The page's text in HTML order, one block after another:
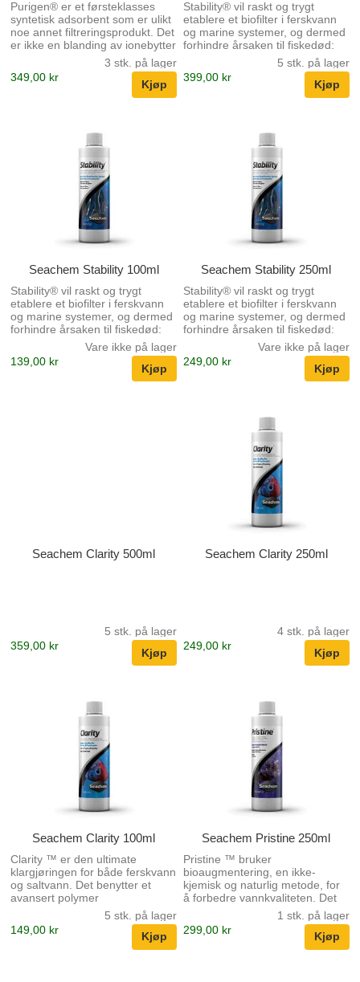
Purigen® er et førsteklasses
syntetisk adsorbent som er ulikt
noe annet filtreringsprodukt. Det
er ikke en blanding av ionebytter
eller adsorbenter, men en unik
makroporøs syntetisk polymer
som fjerner oppløselige og
uoppløselige urenheter fra vann
over 500%. Purigen®
kontrollerer ammoniakk, nitriter
og nitrater ved å fjerne
nitrogenholdig organisk avfall
som ellers ville frigjøre disse
skadelige forbindelsene.
Purigens påvirkning på s...
3 stk. på lager
349,00 kr
Stability® vil raskt og trygt
etablere et biofilter i ferskvann
og marine systemer, og dermed
forhindre årsaken til fiskedød:
"nytt tanksyndrom". Stability® er
formulert spesielt for akvariet og
inneholder en synergistisk
blanding av aerobe, anaerobe
avfall, ammoniakk, nitritt og
nitrat. Bakteriene som brukes av
Stability® er ikke-
svovelfikserende og vil ikke
produsere giftig hydrogensulfid.
Stability® er helt ufarlig for alle
5 stk. på lager
399,00 kr
Seachem Stability 100ml
Stability® vil raskt og trygt
etablere et biofilter i ferskvann
og marine systemer, og dermed
forhindre årsaken til fiskedød:
"nytt tanksyndrom". Stability® er
formulert spesielt for akvariet og
inneholder en synergistisk
blanding av aerobe, anaerobe
Vare ikke på lager
139,00 kr
Seachem Stability 250ml
Stability® vil raskt og trygt
etablere et biofilter i ferskvann
og marine systemer, og dermed
forhindre årsaken til fiskedød:
"nytt tanksyndrom". Stability® er
formulert spesielt for akvariet og
inneholder en synergistisk
blanding av aerobe, anaerobe
avfall, ammoniakk, nitritt og
nitrat. Bakteriene som brukes av
Stability® er ikke-
svovelfikserende og vil ikke
produsere giftig hydrogensulfid.
Stability® er helt ufarlig for alle
Vare ikke på lager
249,00 kr
Seachem Clarity 500ml
5 stk. på lager
359,00 kr
Seachem Clarity 250ml
4 stk. på lager
249,00 kr
Seachem Clarity 100ml
Clarity ™ er den ultimate
klargjøringen for både ferskvann
og saltvann. Det benytter et
avansert polymer
flokkuleringsmiddel som er både
rev og plantesikkert. Clarity ™
er den eneste avklaringen på
markedet som gjør alt! Clarity ™
5 stk. på lager
149,00 kr
Seachem Pristine 250ml
Pristine ™ bruker
bioaugmentering, en ikke-
kjemisk og naturlig metode, for
å forbedre vannkvaliteten. Det
gir bakterier som bryter ned
overflødig avfall i ferskvann og
marine systemer. Det vil også
1 stk. på lager
299,00 kr